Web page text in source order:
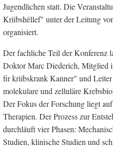
Jugendlichen statt. Die
Kriibshëllef" unter der Leitung
organisiert.
Der fachliche Teil der Konferenz
Doktor Marc Diederich, Mitglied
fir kriibskrank Kanner" und Leiter
molekulare und zelluläre
Der Fokus der Forschung liegt
Therapien. Der Prozess zur
durchläuft vier Phasen:
Studien, klinische Studien und